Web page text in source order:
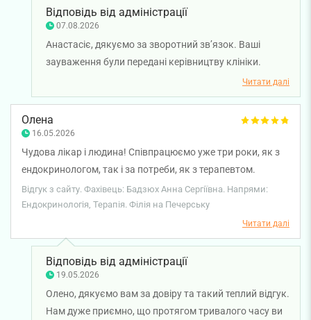
змінився стан , який перейшов в бронхіт. Цей лікар як
терапевт некомпетентна!
Відповідь від адміністрації
07.08.2026
Анастасіє, дякуємо за зворотний звʼязок. Ваші
зауваження були передані керівництву клініки.
Читати далі
Олена
16.05.2026
Чудова лікар і людина! Співпрацюємо уже три роки, як з
ендокринологом, так і за потреби, як з терапевтом.
Завжди з розумінням та компетентністю ставиться до всіх
запитань та проблем, комфортна у спілкуванні, йде на
зустріч у всіх ситуаціях та не призначає нічого зайвого,
всім дуже раджу.
Відгук з сайту. Фахівець: Бадзюх Анна Сергіївна. Напрями:
Ендокринологія, Терапія. Філія на Печерську
Читати далі
Відповідь від адміністрації
19.05.2026
Олено, дякуємо вам за довіру та такий теплий відгук.
Нам дуже приємно, що протягом тривалого часу ви